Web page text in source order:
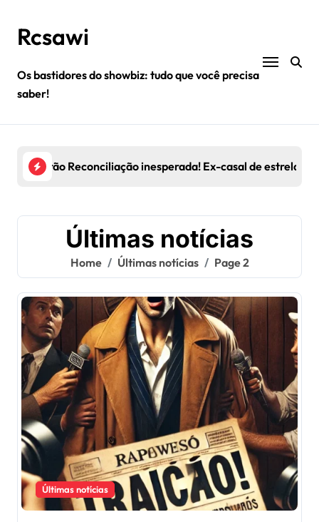
contentRcsawi
Os bastidores do showbiz: tudo que você precisa
saber!
estarão na trilha sonora do próximo blockbuster
Reconciliação inesperada! Ex-casal de estrelas
Últimas notícias
Home Últimas notícias Page 2
Últimas notícias